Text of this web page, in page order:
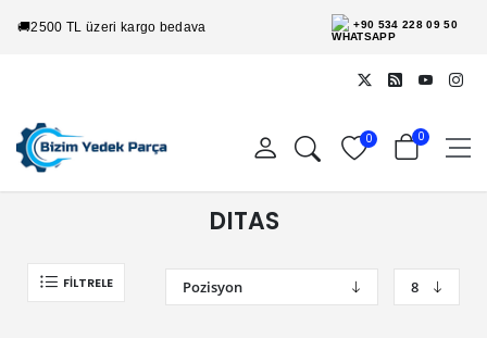
🚚2500 TL üzeri kargo bedava +90 534 228 09 50
0 0
DITAS
FILTRELE